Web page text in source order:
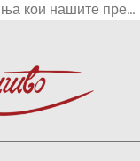
кои нашите пре...